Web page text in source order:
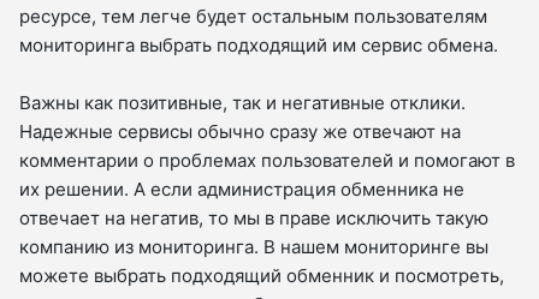
ресурсе, тем легче будет остальным пользователям
мониторинга выбрать подходящий им сервис обмена.
Важны как позитивные, так и негативные отклики.
Надежные сервисы обычно сразу же отвечают на
комментарии о проблемах пользователей и помогают в
их решении. А если администрация обменника не
отвечает на негатив, то мы в праве исключить такую
компанию из мониторинга. В нашем мониторинге вы
можете выбрать подходящий обменник и посмотреть,